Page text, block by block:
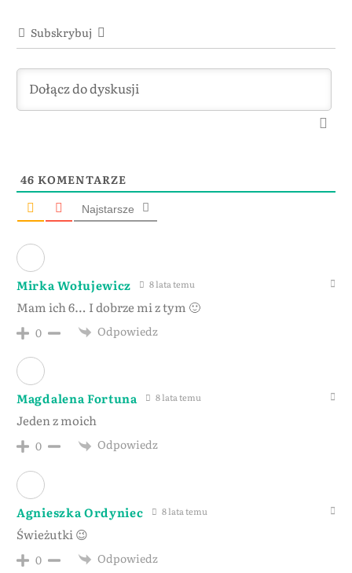
Subskrybuj
46 KOMENTARZE
Najstarsze
Mirka Wołujewicz 8 lata temu
Mam ich 6… I dobrze mi z tym 🙂
0 Odpowiedz
Magdalena Fortuna 8 lata temu
Jeden z moich
0 Odpowiedz
Agnieszka Ordyniec 8 lata temu
Świeżutki 😉
0 Odpowiedz